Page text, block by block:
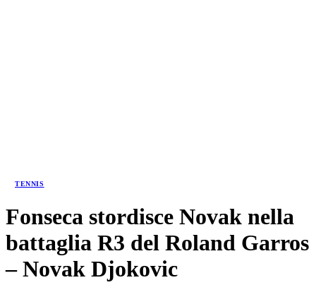
TENNIS
Fonseca stordisce Novak nella
battaglia R3 del Roland Garros
– Novak Djokovic